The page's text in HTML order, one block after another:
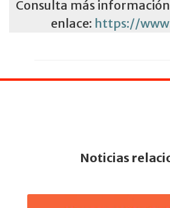
Consulta más
enlace: https://
Noticias